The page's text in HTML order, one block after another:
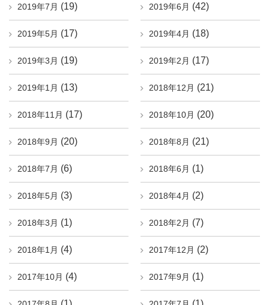
2019年7月 (19) 2019年6月 (42)
2019年5月 (17) 2019年4月 (18)
2019年3月 (19) 2019年2月 (17)
2019年1月 (13) 2018年12月 (21)
2018年11月 (17) 2018年10月 (20)
2018年9月 (20) 2018年8月 (21)
2018年7月 (6) 2018年6月 (1)
2018年5月 (3) 2018年4月 (2)
2018年3月 (1) 2018年2月 (7)
2018年1月 (4) 2017年12月 (2)
2017年10月 (4) 2017年9月 (1)